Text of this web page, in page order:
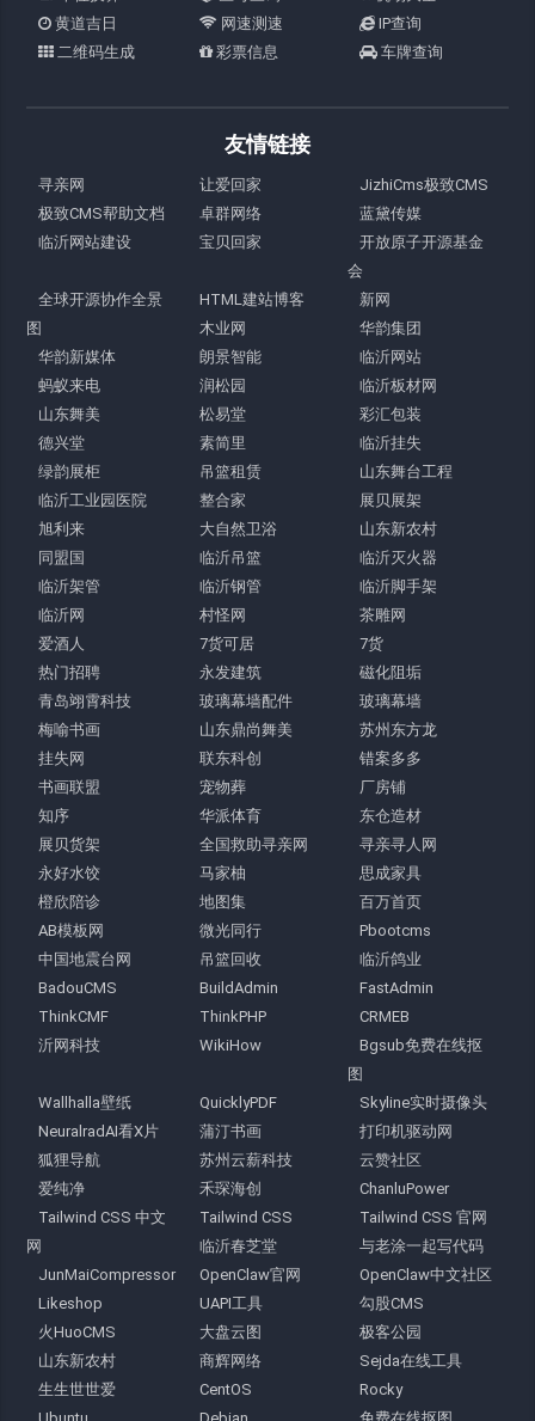
黄道吉日
网速测速
IP查询
二维码生成
彩票信息 车牌查询
友情链接
寻亲网 让爱回家
JizhiCms极致CMS
极致CMS帮助文档
卓群网络
蓝黛传媒
临沂网站建设
宝贝回家
开放原子开源基金
会
全球开源协作全景
图
HTML建站博客
新网
木业网
华韵集团
华韵新媒体
朗景智能
临沂网站
蚂蚁来电
润松园
临沂板材网
山东舞美
松易堂
彩汇包装
德兴堂
素简里
临沂挂失
绿韵展柜
吊篮租赁
山东舞台工程
临沂工业园医院
整合家
展贝展架
旭利来
大自然卫浴
山东新农村
同盟国
临沂吊篮
临沂灭火器
临沂架管
临沂钢管
临沂脚手架
临沂网
村怪网
茶雕网
爱酒人
7货可居
7货
热门招聘
永发建筑
磁化阻垢
青岛翊霄科技
玻璃幕墙配件
玻璃幕墙
梅喻书画
山东鼎尚舞美
苏州东方龙
挂失网
联东科创
错案多多
书画联盟
宠物葬
厂房铺
知序
华派体育
东仓造材
展贝货架
全国救助寻亲网
寻亲寻人网
永好水饺
马家柚
思成家具
橙欣陪诊
地图集
百万首页
AB模板网
微光同行
Pbootcms
中国地震台网
吊篮回收
临沂鸽业
BadouCMS
BuildAdmin
FastAdmin
ThinkCMF
ThinkPHP
CRMEB
沂网科技
WikiHow
Bgsub免费在线抠
图
Wallhalla壁纸
QuicklyPDF
Skyline实时摄像头
NeuralradAI看X片
蒲汀书画
打印机驱动网
狐狸导航
苏州云薪科技
云赞社区
爱纯净
禾琛海创
ChanluPower
Tailwind CSS 中文
网
Tailwind CSS
Tailwind CSS 官网
临沂春芝堂
与老涂一起写代码
JunMaiCompressor
OpenClaw官网
OpenClaw中文社区
Likeshop
UAPI工具
勾股CMS
火HuoCMS
大盘云图
极客公园
山东新农村
商辉网络
Sejda在线工具
生生世世爱
CentOS
Rocky